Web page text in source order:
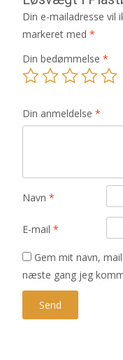
Din e-mailadresse vil
markeret med *
Din bedømmelse *
Din anmeldelse *
Navn *
E-mail *
Gem mit navn,
næste gang jeg